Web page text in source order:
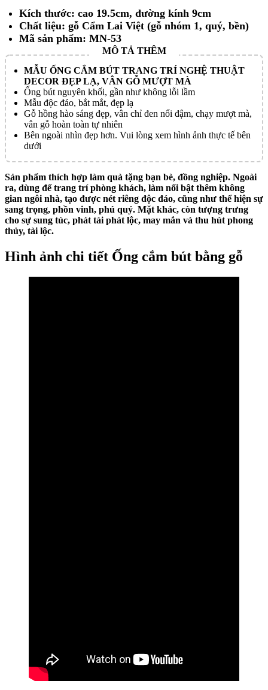
Kích thước: cao 19.5cm, đường kính 9cm
Chất liệu: gỗ Cẩm Lai Việt (gỗ nhóm 1, quý, bền)
Mã sản phẩm: MN-53
MẪU ỐNG CẮM BÚT TRANG TRÍ NGHỆ THUẬT
DECOR ĐẸP LẠ, VÂN GỖ MƯỢT MÀ
Ống bút nguyên khối, gần như không lỗi lầm
Mẫu độc đáo, bắt mắt, đẹp lạ
Gỗ hồng hào sáng đẹp, vân chỉ đen nổi đậm, chạy mượt mà,
vân gỗ hoàn toàn tự nhiên
Bên ngoài nhìn đẹp hơn. Vui lòng xem hình ảnh thực tế bên
dưới
Sản phẩm thích hợp làm quà tặng bạn bè, đồng nghiệp. Ngoài
ra, dùng để trang trí phòng khách, làm nổi bật thêm không
gian ngôi nhà, tạo được nét riêng độc đáo, cũng như thể hiện sự
sang trọng, phồn vinh, phú quý. Mặt khác, còn tượng trưng
cho sự sung túc, phát tài phát lộc, may mắn và thu hút phong
thủy, tài lộc.
Hình ảnh chi tiết Ống cắm bút bằng gỗ